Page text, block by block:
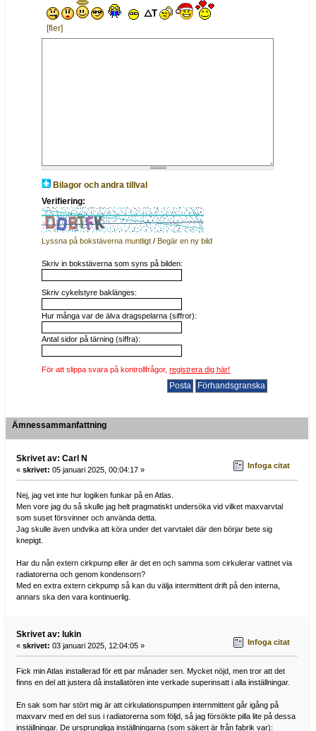
[fler]
Bilagor och andra tillval
Verifiering:
Lyssna på bokstäverna muntligt /Begär en ny bild
Skriv in bokstäverna som syns på bilden:
Skriv cykelstyre baklänges:
Hur många var de älva dragspelarna (siffror):
Antal sidor på tärning (siffra):
För att slippa svara på kontrollfrågor,registrera dig här!
Ämnessammanfattning
Skrivet av: Carl N
« skrivet: 05 januari 2025, 00:04:17 » Infoga citat
Nej, jag vet inte hur logiken funkar på en Atlas.
Men vore jag du så skulle jag helt pragmatiskt undersöka vid vilket maxvarvtal
som suset försvinner och använda detta.
Jag skulle även undvika att köra under det varvtalet där den börjar bete sig
knepigt.
Har du nån extern cirkpump eller är det en och samma som cirkulerar vattnet via
radiatorerna och genom kondensorn?
Med en extra extern cirkpump så kan du välja intermittent drift på den interna,
annars ska den vara kontinuerlig.
Skrivet av: lukin
« skrivet: 03 januari 2025, 12:04:05 » Infoga citat
Fick min Atlas installerad för ett par månader sen. Mycket nöjd, men tror att det
finns en del att justera då installatören inte verkade superinsatt i alla inställningar.
En sak som har stört mig är att cirkulationspumpen internmittent går igång på
maxvarv med en del sus i radiatorerna som följd, så jag försökte pilla lite på dessa
inställningar. De ursprungliga inställningarna (som säkert är från fabrik var):